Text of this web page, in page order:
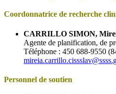
Coordonnatrice de recherche
CARRILLO SIMON,
Agente de planification, de
Téléphone : 450 688-9550
Personnel de soutien